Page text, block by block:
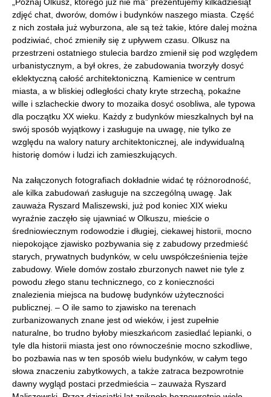
„Poznaj Olkusz, którego już nie ma” prezentujemy kilkadziesiąt
zdjęć chat, dworów, domów i budynków naszego miasta. Część
z nich została już wyburzona, ale są też takie, które dalej można
podziwiać, choć zmieniły się z upływem czasu. Olkusz na
przestrzeni ostatniego stulecia bardzo zmienił się pod względem
urbanistycznym, a był okres, że zabudowania tworzyły dosyć
eklektyczną całość architektoniczną. Kamienice w centrum
miasta, a w bliskiej odległości chaty kryte strzechą, pokaźne
wille i szlacheckie dwory to mozaika dosyć osobliwa, ale typowa
dla początku XX wieku. Każdy z budynków mieszkalnych był na
swój sposób wyjątkowy i zasługuje na uwagę, nie tylko ze
względu na walory natury architektonicznej, ale indywidualną
historię domów i ludzi ich zamieszkujących.
Na załączonych fotografiach dokładnie widać tę różnorodność,
ale kilka zabudowań zasługuje na szczególną uwagę. Jak
zauważa Ryszard Maliszewski, już pod koniec XIX wieku
wyraźnie zaczęło się ujawniać w Olkuszu, mieście o
średniowiecznym rodowodzie i długiej, ciekawej historii, mocno
niepokojące zjawisko pozbywania się z zabudowy przedmieść
starych, prywatnych budynków, w celu uwspółcześnienia tejże
zabudowy. Wiele domów zostało zburzonych nawet nie tyle z
powodu złego stanu technicznego, co z konieczności
znalezienia miejsca na budowę budynków użyteczności
publicznej. – O ile samo to zjawisko na terenach
zurbanizowanych znane jest od wieków, i jest zupełnie
naturalne, bo trudno byłoby mieszkańcom zasiedlać lepianki, o
tyle dla historii miasta jest ono równocześnie mocno szkodliwe,
bo pozbawia nas w ten sposób wielu budynków, w całym tego
słowa znaczeniu zabytkowych, a także zatraca bezpowrotnie
dawny wygląd postaci przedmieścia – zauważa Ryszard